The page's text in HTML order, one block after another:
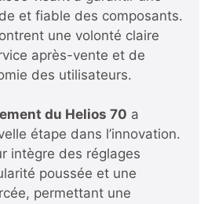
et fiable des composants.
une volonté claire
après-vente et de
des utilisateurs.
du Helios 70 a
étape dans l’innovation.
intègre des réglages
poussée et une
permettant une